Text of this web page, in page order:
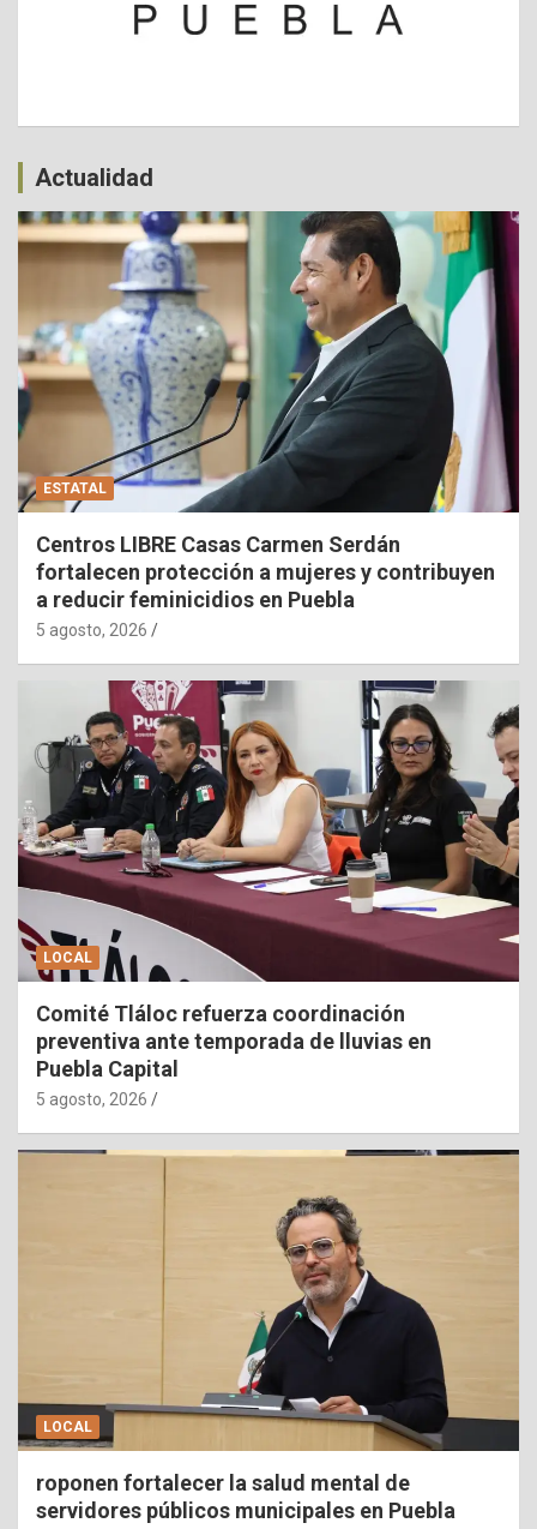
Actualidad
ESTATAL
Centros LIBRE Casas Carmen Serdán
fortalecen protección a mujeres y contribuyen
a reducir feminicidios en Puebla
5 agosto, 2026
LOCAL
Comité Tláloc refuerza coordinación
preventiva ante temporada de lluvias en
Puebla Capital
5 agosto, 2026
LOCAL
roponen fortalecer la salud mental de
servidores públicos municipales en Puebla